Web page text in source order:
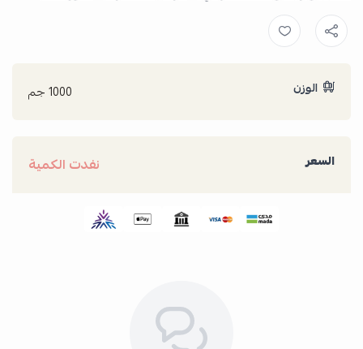
الوزن 1000 جم
السعر نفدت الكمية